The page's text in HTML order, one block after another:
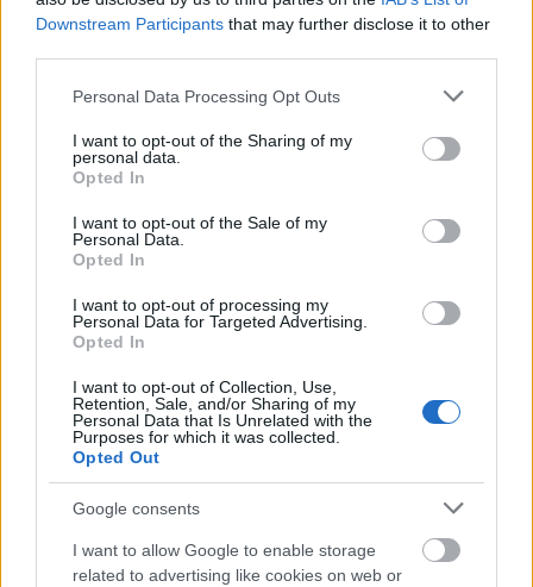
Downstream Participants that may further disclose it to other
Please note that this website/app uses one or more Google
not limited to your visit or usage behaviour. You may click to
grant or deny consent to Google and its third-party tags to
use your data for below specified purposes in below Google
consent section.
Personal Data Processing Opt Outs
I want to opt-out of the Sharing of my
personal data.
Opted In
I want to opt-out of the Sale of my
Personal Data.
Opted In
I want to opt-out of processing my
Personal Data for Targeted Advertising.
Opted In
I want to opt-out of Collection, Use,
Retention, Sale, and/or Sharing of my
Personal Data that Is Unrelated with the
Purposes for which it was collected.
Opted Out
Google consents
I want to allow Google to enable storage
related to advertising like cookies on web or
bevezetni Madrid, gyorsan megérkezett a
Megengedi Trump, hogy ukránok
HÍREK egy órája
robbanószer-drónt Lipcsében